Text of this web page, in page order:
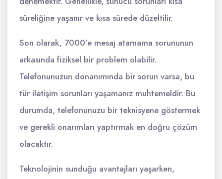
süreliğine yaşanır ve kısa sürede düzeltilir.
Son olarak, 7000’e mesaj atamama sorununun
arkasında fiziksel bir problem olabilir.
Telefonunuzun donanımında bir sorun varsa, bu
tür iletişim sorunları yaşamanız muhtemeldir. Bu
durumda, telefonunuzu bir teknisyene göstermek
ve gerekli onarımları yaptırmak en doğru çözüm
olacaktır.
Teknolojinin sunduğu avantajları yaşarken,